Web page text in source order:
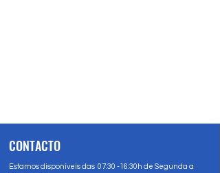
CONTACTO
Estamos disponíveis das 07:30 -16:30h de Segunda a